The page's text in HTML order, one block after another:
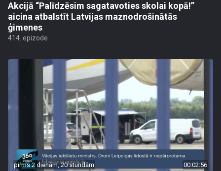
Akcijā “Palīdzēsim sagatavoties skolai kopā!”
aicina atbalstīt Latvijas maznodrošinātās
ģimenes
414. epizode
pirms 2 dienām, 20 stundām 00:02:56